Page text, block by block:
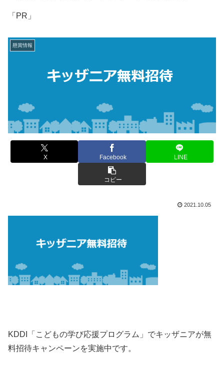
「PR」
懸賞情報
X Facebook LINE
コピー
2021.10.05
KDDI「こどもの学び応援プログラム」でキッザニアが無
料招待キャンペーンを実施中です。